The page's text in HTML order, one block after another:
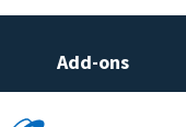
Add-ons